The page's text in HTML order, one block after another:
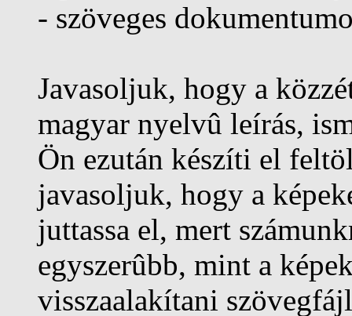
- szöveges
Javasoljuk, hogy a
magyar nyelvû leírás,
Ön ezután készíti el
javasoljuk, hogy a
juttassa el, mert
egyszerûbb, mint a
visszaalakítani